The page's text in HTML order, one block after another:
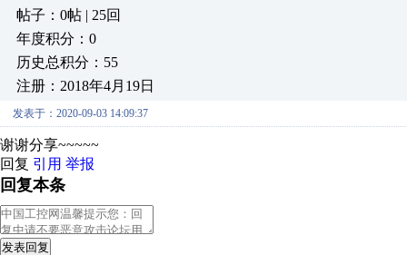
帖子：0帖 | 25回
年度积分：0
历史总积分：55
注册：2018年4月19日
发表于：2020-09-03 14:09:37
谢谢分享~~~~~
回复 引用 举报
回复本条
发表回复